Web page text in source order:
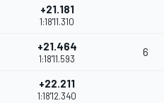
+21.181
1:18'11.310
+21.464
1:18'11.593
6
+22.211
1:18'12.340